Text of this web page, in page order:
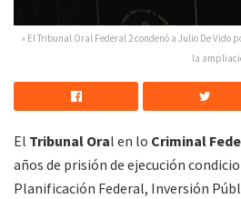
» El Tribunal Oral Federal 2 condenó a Julio De
la
El Tribunal Oral en lo Criminal
años de prisión de ejecución
Planificación Federal, Inversión